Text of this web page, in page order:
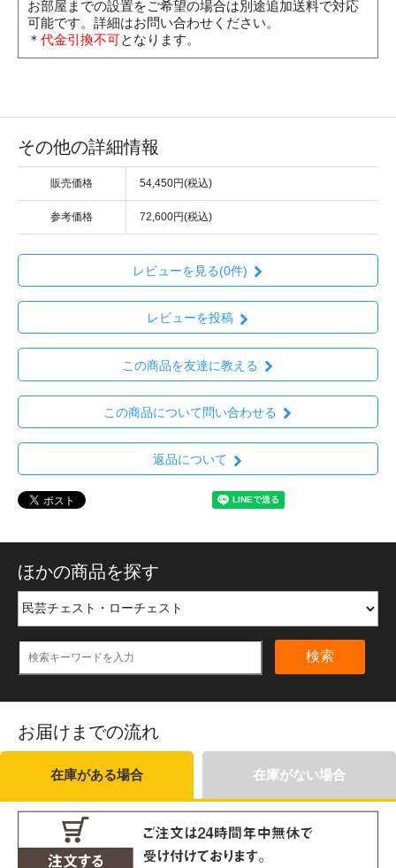
お部屋までの設置をご希望の場合は別途追加送料で対応
可能です。詳細はお問い合わせください。
＊ 代金引換不可となります。
その他の詳細情報
販売価格 54,450円(税込)
参考価格 72,600円(税込)
レビューを見る(0件)
レビューを投稿
この商品を友達に教える
この商品について問い合わせる
返品について
ほかの商品を探す
検索
お届けまでの流れ
在庫がある場合 在庫がない場合